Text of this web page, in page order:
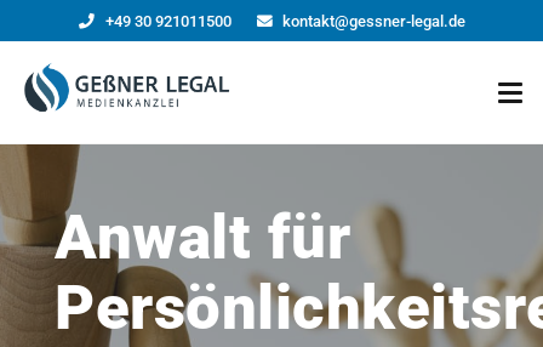
+49 30 921011500 kontakt@gessner-legal.de
Anwalt für